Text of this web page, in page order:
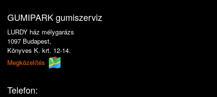
GUMIPARK gumiszerviz
LURDY ház mélygarázs
1097 Budapest,
Könyves K. krt. 12-14.
Megközelítés
Telefon: